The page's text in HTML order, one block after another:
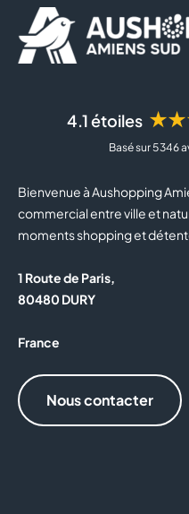
4.1 étoiles
Basé sur 5 346
Bienvenue à Aushopping
commercial entre ville et
moments shopping et
1 Route de Paris,
80480 DURY
France
Nous contacter